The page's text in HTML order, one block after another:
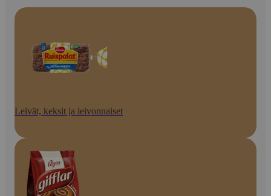
Leivät, keksit ja leivonnaiset